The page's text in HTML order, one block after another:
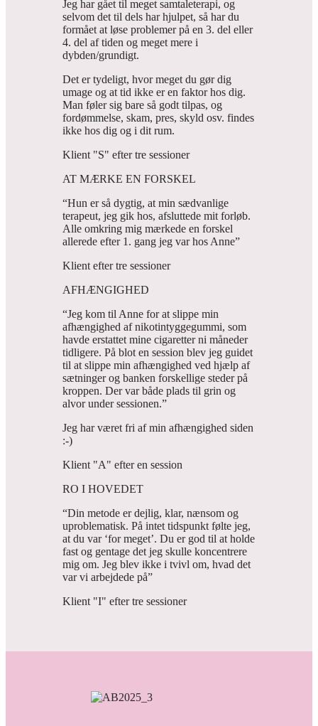
Jeg har gået til meget samtaleterapi, og
selvom det til dels har hjulpet, så har du
formået at løse problemer på en 3. del eller
4. del af tiden og meget mere i
dybden/grundigt.
Det er tydeligt, hvor meget du gør dig
umage og at tid ikke er en faktor hos dig.
Man føler sig bare så godt tilpas, og
fordømmelse, skam, pres, skyld osv. findes
ikke hos dig og i dit rum.
Klient "S" efter tre sessioner
AT MÆRKE EN FORSKEL
“Hun er så dygtig, at min sædvanlige
terapeut, jeg gik hos, afsluttede mit forløb.
Alle omkring mig mærkede en forskel
allerede efter 1. gang jeg var hos Anne”
Klient efter tre sessioner
AFHÆNGIGHED
“Jeg kom til Anne for at slippe min
afhængighed af nikotintyggegummi, som
havde erstattet mine cigaretter ni måneder
tidligere. På blot en session blev jeg guidet
til at slippe min afhængighed ved hjælp af
sætninger og banken forskellige steder på
kroppen. Der var både plads til grin og
alvor under sessionen.”
Jeg har været fri af min afhængighed siden
:-)
Klient "A" efter en session
RO I HOVEDET
“Din metode er dejlig, klar, nænsom og
uproblematisk. På intet tidspunkt følte jeg,
at du var ‘for meget’. Du er god til at holde
fast og gentage det jeg skulle koncentrere
mig om. Jeg blev ikke i tvivl om, hvad det
var vi arbejdede på”
Klient "I" efter tre sessioner